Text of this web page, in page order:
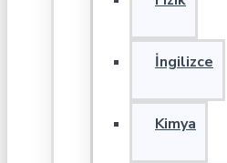
İngilizce
Kimya